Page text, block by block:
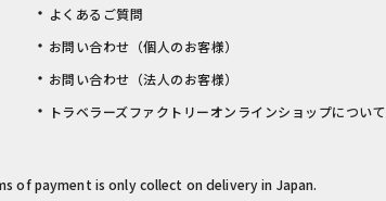
よくあるご質問
お問い合わせ（個人のお客様）
お問い合わせ（法人のお客様）
トラベラーズファクトリーオンラインショップについて
of payment is only collect on delivery in Japan.